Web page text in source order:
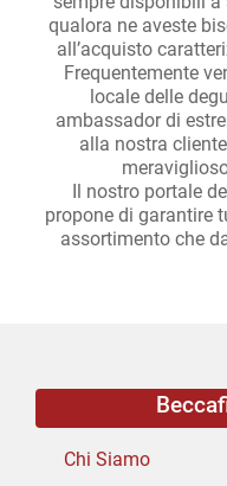
qualora ne aveste
all’acquisto
Frequentemente
locale delle
ambassador di
alla nostra
Il nostro portale
propone di garantire
assortimento che
Chi Siamo